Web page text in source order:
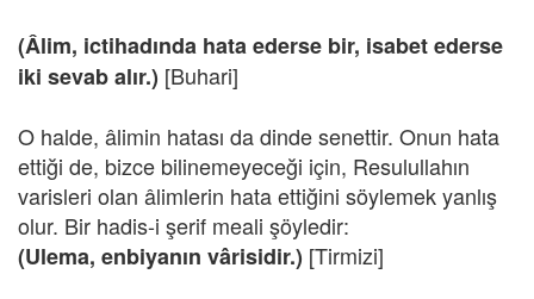
(Âlim, ictihadında hata ederse bir, isabet ederse
iki sevab alır.) [Buhari]
O halde, âlimin hatası da dinde senettir. Onun hata
ettiği de, bizce bilinemeyeceği için, Resulullahın
varisleri olan âlimlerin hata ettiğini söylemek yanlış
olur. Bir hadis-i şerif meali şöyledir:
(Ulema, enbiyanın vârisidir.) [Tirmizi]